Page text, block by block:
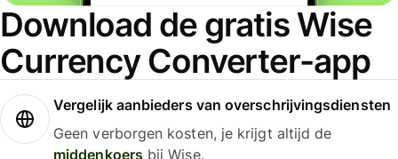
Download de gratis Wise
Currency Converter-app
Vergelijk aanbieders van overschrijvingsdiensten
Geen verborgen kosten, je krijgt altijd de
middenkoersbij Wise.